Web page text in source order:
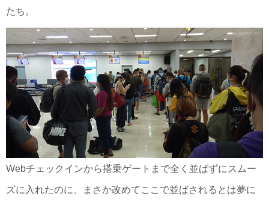
たち。
Webチェックインから搭乗ゲートまで全く並ばずにスムー
ズに入れたのに、まさか改めてここで並ばされるとは夢に